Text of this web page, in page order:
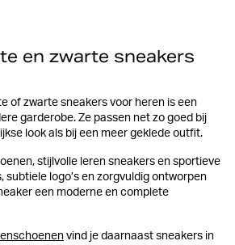
en zwarte sneakers
of zwarte sneakers voor heren is een
garderobe. Ze passen net zo goed bij
look als bij een meer geklede outfit.
stijlvolle leren sneakers en sportieve
subtiele logo’s en zorgvuldig ontworpen
een moderne en complete
vind je daarnaast sneakers in